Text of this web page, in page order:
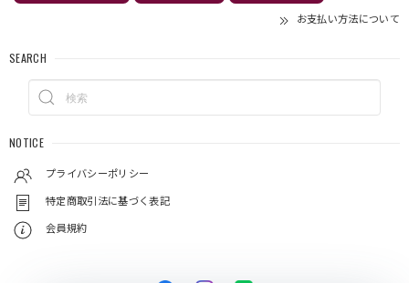
お支払い方法について
SEARCH
NOTICE
プライバシーポリシー
特定商取引法に基づく表記
会員規約